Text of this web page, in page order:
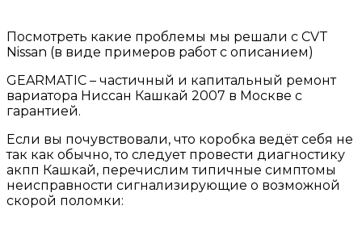
Посмотреть какие проблемы мы решали с CVT
Nissan (в виде примеров работ с описанием)
GEARMATIC – частичный и капитальный ремонт
вариатора Ниссан Кашкай 2007 в Москве с
гарантией.
Если вы почувствовали, что коробка ведёт себя не
так как обычно, то следует провести диагностику
акпп Кашкай, перечислим типичные симптомы
неисправности сигнализирующие о возможной
скорой поломки: